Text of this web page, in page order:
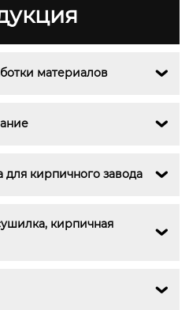
материалов 

для кирпичного завода 
кирпичная

